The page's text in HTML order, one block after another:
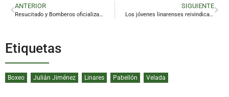
ANTERIOR
Resucitado y Bomberos oficializan su hermanamiento
SIGUIENTE
Los jóvenes linarenses reivindican su talento
Etiquetas
Boxeo Julián Jiménez Linares Pabellón Velada